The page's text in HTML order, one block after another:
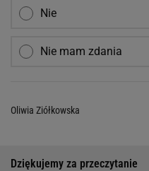
Nie
Nie mam zdania
Oliwia Ziółkowska
Dziękujemy za przeczytanie